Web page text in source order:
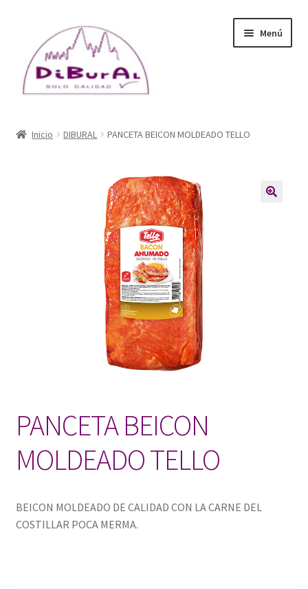
navegación
contenido
Menú
Inicio DIBURAL PANCETA BEICON MOLDEADO TELLO
PANCETA BEICON
MOLDEADO TELLO
BEICON MOLDEADO DE CALIDAD CON LA CARNE DEL
COSTILLAR POCA MERMA.